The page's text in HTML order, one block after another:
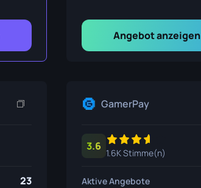
Angebot anzeigen
23
GamerPay
3.6
1.6K Stimme(n)
Aktive Angebote